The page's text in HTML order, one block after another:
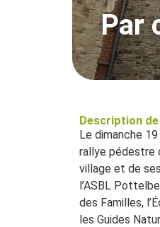
Par
Description
Le dimanche
rallye pédestre
village et de
l’ASBL
des Familles,
les Guides